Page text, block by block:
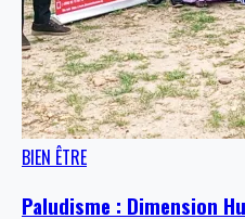
BIEN ÊTRE
Paludisme : Dimension